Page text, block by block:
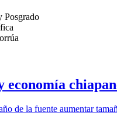
Posgrado
de la fuente aumentar